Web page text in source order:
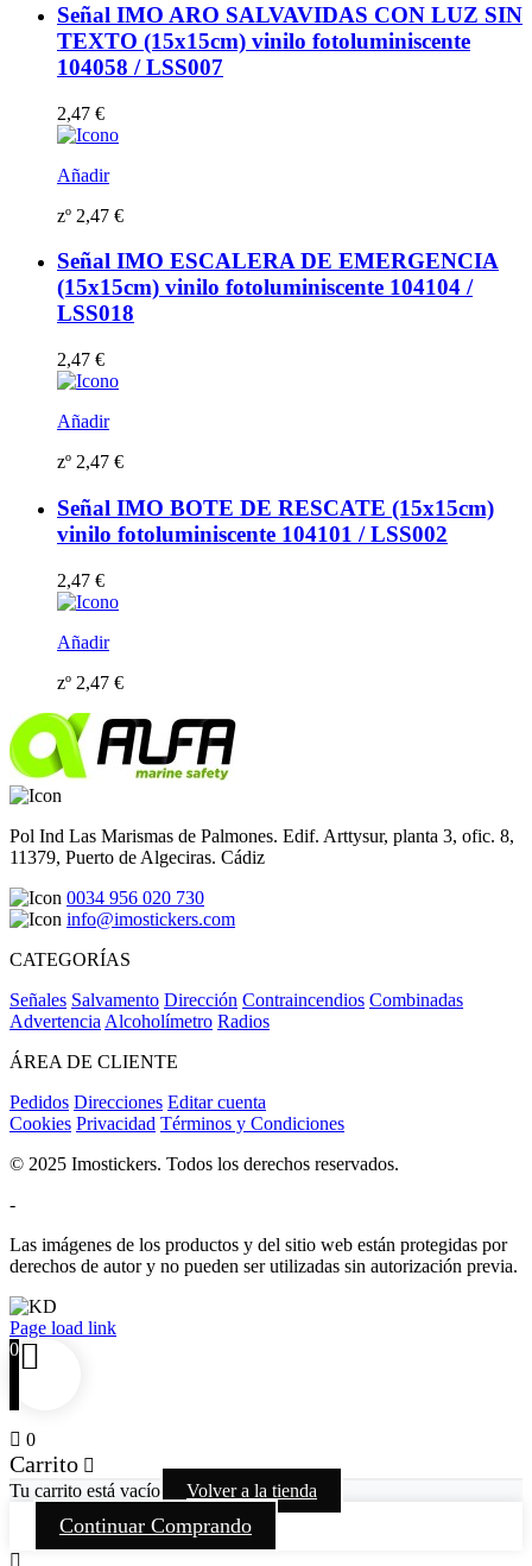
Señal IMO ARO SALVAVIDAS CON LUZ SIN
TEXTO (15x15cm) vinilo fotoluminiscente
104058 / LSS007
2,47 €
Añadir
zº 2,47 €
Señal IMO ESCALERA DE EMERGENCIA
(15x15cm) vinilo fotoluminiscente 104104 /
LSS018
2,47 €
Añadir
zº 2,47 €
Señal IMO BOTE DE RESCATE (15x15cm)
vinilo fotoluminiscente 104101 / LSS002
2,47 €
Añadir
zº 2,47 €
Pol Ind Las Marismas de Palmones. Edif. Arttysur, planta 3, ofic. 8,
11379, Puerto de Algeciras. Cádiz
0034 956 020 730
info@imostickers.com
CATEGORÍAS
Señales Salvamento Dirección Contraincendios Combinadas
Advertencia Alcoholímetro Radios
ÁREA DE CLIENTE
Pedidos Direcciones Editar cuenta
Cookies Privacidad Términos y Condiciones
© 2025 Imostickers. Todos los derechos reservados.
-
Las imágenes de los productos y del sitio web están protegidas por
derechos de autor y no pueden ser utilizadas sin autorización previa.
Facebook
Twitter
Instagram
Pinterest
Page load link
0
0
Carrito
Tu carrito está vacío Volver a la tienda
Continuar Comprando